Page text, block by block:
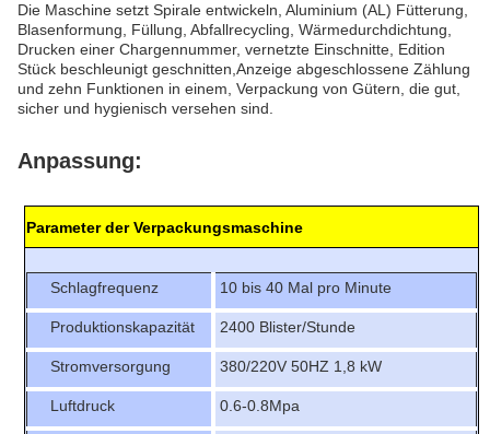
Die Maschine setzt Spirale entwickeln, Aluminium (AL) Fütterung,
Blasenformung, Füllung, Abfallrecycling, Wärmedurchdichtung,
Drucken einer Chargennummer, vernetzte Einschnitte, Edition
Stück beschleunigt geschnitten,Anzeige abgeschlossene Zählung
und zehn Funktionen in einem, Verpackung von Gütern, die gut,
sicher und hygienisch versehen sind.
Anpassung:
Parameter der Verpackungsmaschine
Schlagfrequenz 10 bis 40 Mal pro Minute
Produktionskapazität 2400 Blister/Stunde
Stromversorgung 380/220V 50HZ 1,8 kW
Luftdruck 0.6-0.8Mpa